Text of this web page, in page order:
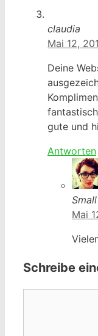
claudia
Mai 12,
Deine
gute und
Antworten
Mai
Schreibe